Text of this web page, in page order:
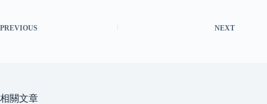
PREVIOUS NEXT
相關文章